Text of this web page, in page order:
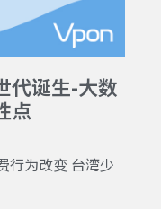
代诞生-大数
点
行为改变 台湾少